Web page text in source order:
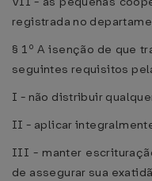
registrada no
§ 1º A isenção de que
seguintes requisitos
I - não distribuir
II - aplicar
III - manter
de assegurar sua